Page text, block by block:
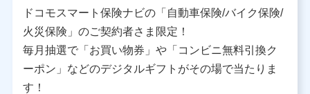
おり）
東京都千代田区永田町2丁目11番1号 山王パークタワー
株式会社NTTドコモ 代表取締役社長 前田 義晃
東京都中央区日本橋人形町2-14-10 アーバンネット日
本橋ビル 3F
ドコモスマート保険ナビの「自動車保険/バイク保険/
火災保険」のご契約者さま限定！
毎月抽選で「お買い物券」や「コンビニ無料引換ク
ーポン」などのデジタルギフトがその場で当たりま
す！